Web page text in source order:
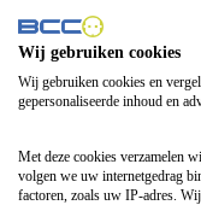
Philips
Schermgrootte 24
Schermgrootte 85
Schermgrootte 98
Wij gebruiken cookies
Wij gebruiken cookies en
gepersonaliseerde inhoud en
Met deze cookies verzamelen
volgen we uw internetgedrag
factoren, zoals uw IP-adres.